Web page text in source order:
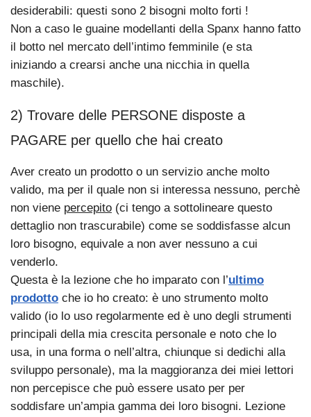
desiderabili: questi sono 2 bisogni molto forti !
Non a caso le guaine modellanti della Spanx hanno fatto
il botto nel mercato dell’intimo femminile (e sta
iniziando a crearsi anche una nicchia in quella
maschile).
2) Trovare delle PERSONE disposte a
PAGARE per quello che hai creato
Aver creato un prodotto o un servizio anche molto
valido, ma per il quale non si interessa nessuno, perchè
non viene percepito (ci tengo a sottolineare questo
dettaglio non trascurabile) come se soddisfasse alcun
loro bisogno, equivale a non aver nessuno a cui
venderlo.
Questa è la lezione che ho imparato con l’ultimo
prodotto che io ho creato: è uno strumento molto
valido (io lo uso regolarmente ed è uno degli strumenti
principali della mia crescita personale e noto che lo
usa, in una forma o nell’altra, chiunque si dedichi alla
sviluppo personale), ma la maggioranza dei miei lettori
non percepisce che può essere usato per per
soddisfare un’ampia gamma dei loro bisogni. Lezione